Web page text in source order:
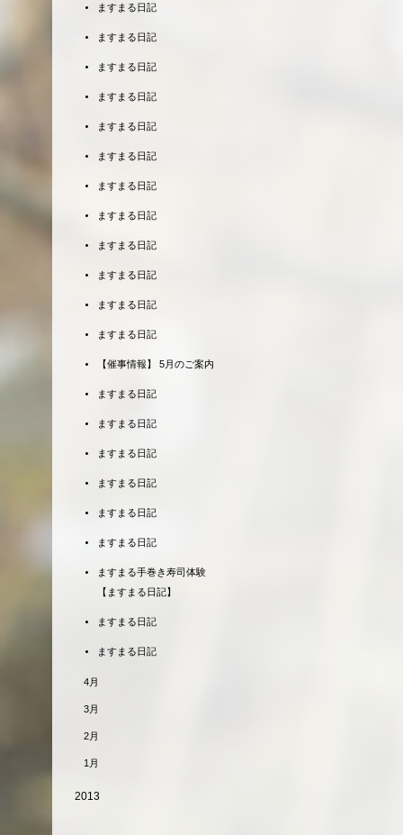
ますまる日記
ますまる日記
ますまる日記
ますまる日記
ますまる日記
ますまる日記
ますまる日記
ますまる日記
ますまる日記
ますまる日記
ますまる日記
ますまる日記
【催事情報】 5月のご案内
ますまる日記
ますまる日記
ますまる日記
ますまる日記
ますまる日記
ますまる日記
ますまる手巻き寿司体験
【ますまる日記】
ますまる日記
ますまる日記
4月
3月
2月
1月
2013